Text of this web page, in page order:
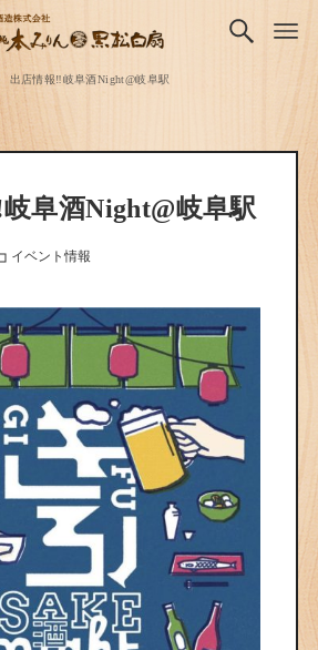
出店情報‼︎岐阜酒Night@岐阜駅
阜酒Night@岐阜駅
イベント情報